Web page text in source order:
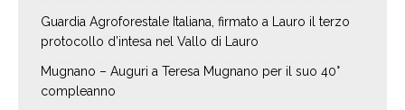
Guardia Agroforestale Italiana, firmato a Lauro il terzo
protocollo d’intesa nel Vallo di Lauro
Mugnano – Auguri a Teresa Mugnano per il suo 40°
compleanno